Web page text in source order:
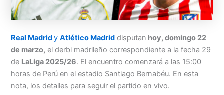
Menu
Real MadridyAtlético Madrid disputan hoy, domingo 22
de marzo, el derbi madrileño correspondiente a la fecha 29
de LaLiga 2025/26. El encuentro comenzará a las 15:00
horas de Perú en el estadio Santiago Bernabéu. En esta
nota, los detalles para seguir el partido en vivo.